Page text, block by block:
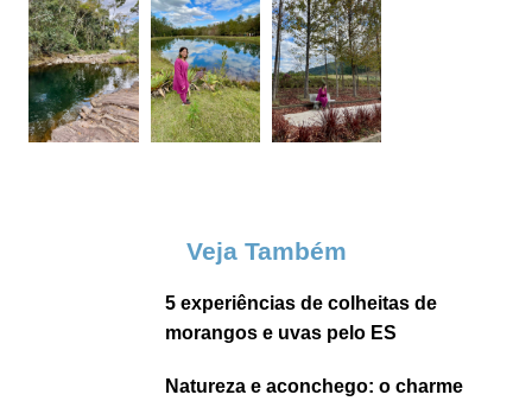
Veja Também
5 experiências de colheitas de
morangos e uvas pelo ES
Natureza e aconchego: o charme